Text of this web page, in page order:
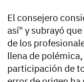
El consejero
así" y subrayó
de los
llena de
participación de